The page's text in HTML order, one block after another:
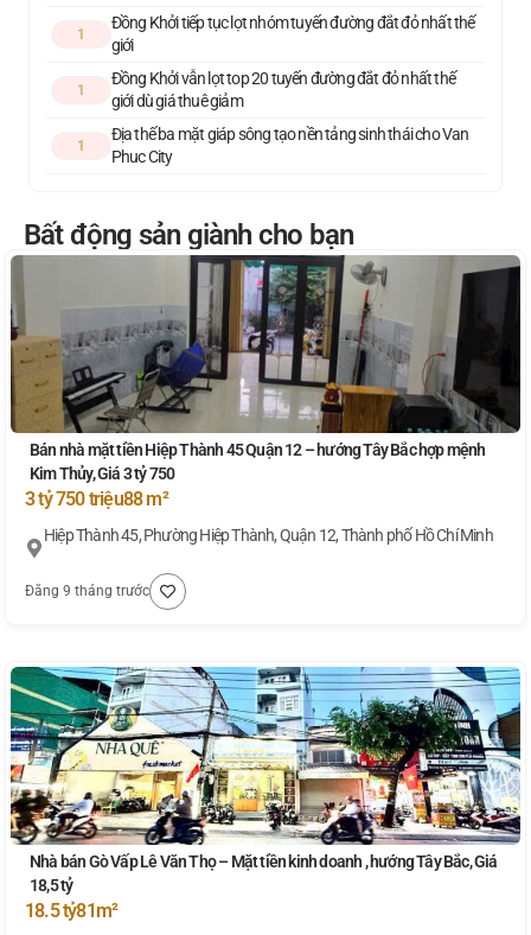
1
Đồng Khởi tiếp tục lọt nhóm tuyến đường đắt đỏ nhất thế
giới
1
Đồng Khởi vẫn lọt top 20 tuyến đường đắt đỏ nhất thế
giới dù giá thuê giảm
1
Địa thế ba mặt giáp sông tạo nền tảng sinh thái cho Van
Phuc City
Bất động sản giành cho bạn
Bán nhà mặt tiền Hiệp Thành 45 Quận 12 – hướng Tây Bắc hợp mệnh
Kim Thủy, Giá 3 tỷ 750
3 tỷ 750 triệu88 m²
Hiệp Thành 45, Phường Hiệp Thành, Quận 12, Thành phố Hồ Chí Minh
Đăng 9 tháng trước
Nhà bán Gò Vấp Lê Văn Thọ – Mặt tiền kinh doanh , hướng Tây Bắc, Giá
18,5 tỷ
18.5 tỷ81m²